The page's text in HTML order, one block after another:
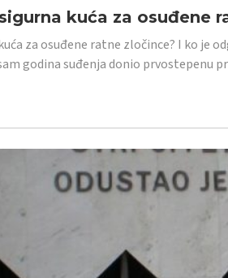
kuća za osuđene
za osuđene ratne zločince? I ko je
godina suđenja donio prvostepenu